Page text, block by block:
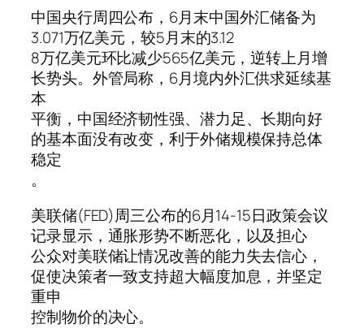
中国央行周四公布，6月末中国外汇储备为
3.071万亿美元，较5月末的3.12
8万亿美元环比减少565亿美元，逆转上月增
长势头。外管局称，6月境内外汇供求延续基
本
平衡，中国经济韧性强、潜力足、长期向好
的基本面没有改变，利于外储规模保持总体
稳定
。
美联储(FED)周三公布的6月14-15日政策会议
记录显示，通胀形势不断恶化，以及担心
公众对美联储让情况改善的能力失去信心，
促使决策者一致支持超大幅度加息，并坚定
重申
控制物价的决心。